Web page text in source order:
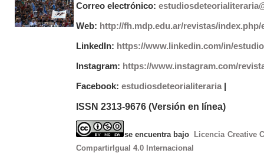
Correo electrónico:
Web: http://fh.mdp.edu.ar/revistas/index.php/
LinkedIn: https://www.linkedin.com/in/
Instagram: https://www.instagram.com/
Facebook: estudiosdeteorialiteraria|
ISSN 2313-9676 (Versión en línea)
se encuentra bajo
Licencia Creative
CompartirIgual 4.0 Internacional